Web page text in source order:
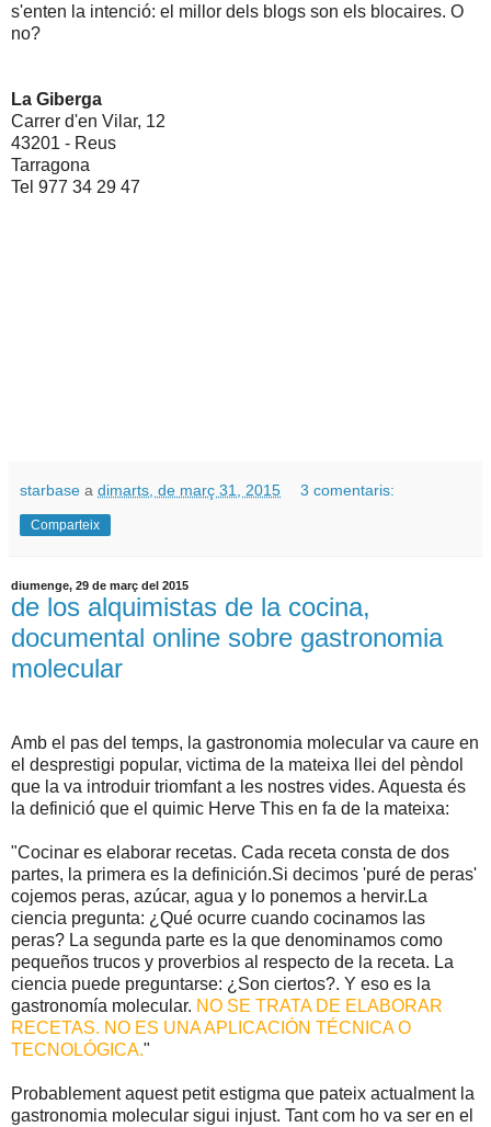
s'enten la intenció: el millor dels blogs son els blocaires. O
no?
La Giberga
Carrer d'en Vilar, 12
43201 - Reus
Tarragona
Tel 977 34 29 47
starbase a dimarts, de març 31, 2015 3 comentaris:
Comparteix
diumenge, 29 de març del 2015
de los alquimistas de la cocina,
documental online sobre gastronomia
molecular
Amb el pas del temps, la gastronomia molecular va caure en
el desprestigi popular, victima de la mateixa llei del pèndol
que la va introduir triomfant a les nostres vides. Aquesta és
la definició que el quimic Herve This en fa de la mateixa:
"Cocinar es elaborar recetas. Cada receta consta de dos
partes, la primera es la definición.Si decimos 'puré de peras'
cojemos peras, azúcar, agua y lo ponemos a hervir.La
ciencia pregunta: ¿Qué ocurre cuando cocinamos las
peras? La segunda parte es la que denominamos como
pequeños trucos y proverbios al respecto de la receta. La
ciencia puede preguntarse: ¿Son ciertos?. Y eso es la
gastronomía molecular. NO SE TRATA DE ELABORAR
RECETAS. NO ES UNA APLICACIÓN TÉCNICA O
TECNOLÓGICA."
Probablement aquest petit estigma que pateix actualment la
gastronomia molecular sigui injust. Tant com ho va ser en el